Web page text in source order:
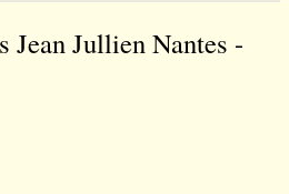
Jean Jullien Nantes -